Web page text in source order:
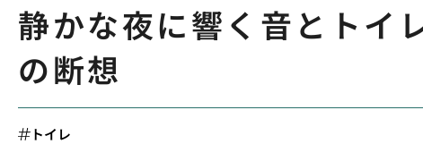
静かな夜に響く音とトイ
の断想
トイレ